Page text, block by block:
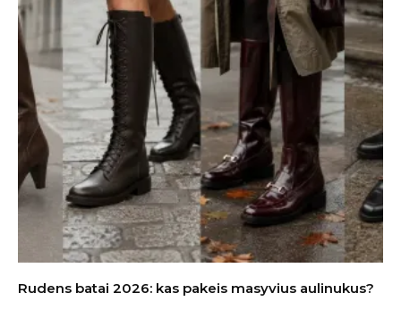
Rudens batai 2026: kas pakeis masyvius aulinukus?